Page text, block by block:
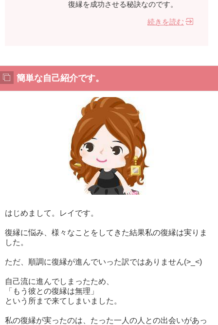
復縁を成功させる秘訣なのです。
続きを読む
簡単な自己紹介です。
はじめまして。レイです。
復縁に悩み、様々なことをしてきた結果私の復縁は実りま
した。
ただ、順調に復縁が進んでいった訳ではありません(>_<)
自己流に進んでしまったため、
「もう彼との復縁は無理」
という所まで来てしまいました。
私の復縁が実ったのは、たった一人の人との出会いがあっ